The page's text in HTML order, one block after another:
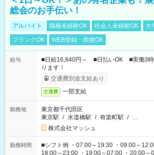
総会のお手伝い！
アルバイト 職種未経験OK 社会人未経験OK
大
ブランクOK
WEB登録・面接OK
給与
■日給16,840円～ ■日払いOK ■実働3時
ります！
交通費別途支給あり
交通費 一部支給
勤務地
東京都千代田区
東京駅 / 水道橋駅 / 有楽町駅 / …
株式会社マッシュ
勤務時間
■シフト例 ・07:00～19:30 ・09:00～
18:00～23:00 ・19:00～07:00 ・20:00～